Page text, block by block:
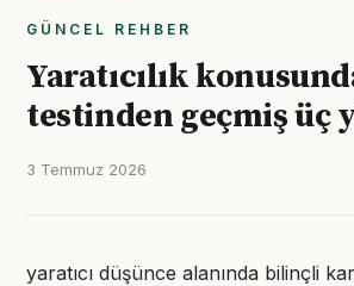
GÜNCEL REHBER
Yaratıcılık
testinden geçmiş üç
3 Temmuz 2026
yaratıcı düşünce alanında bilinçli